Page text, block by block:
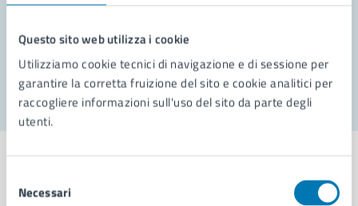
Questo sito web utilizza i cookie
Utilizziamo cookie tecnici di navigazione e di sessione per
garantire la corretta fruizione del sito e cookie analitici per
raccogliere informazioni sull'uso del sito da parte degli
utenti.
delNecessari
Problemi in città
Segnala disservizio